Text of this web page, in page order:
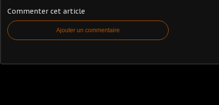
Commenter cet article
Ajouter un commentaire